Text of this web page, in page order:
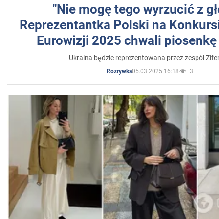
"Nie mogę tego wyrzucić z
Reprezentantka Polski na
Eurowizji 2025 chwali
Ukraina będzie reprezentowana przez zespół
Rozrywka05.03.2025 16:18 3